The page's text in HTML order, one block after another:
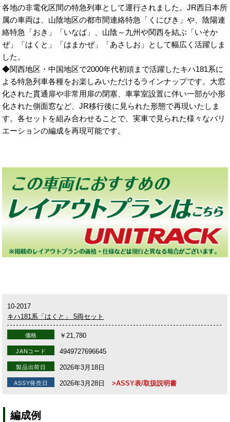
各地の非電化区間の特急列車として運行されました。JR西日本所
属の車両は、山陰地区の都市間連絡特急「くにびき」や、陰陽連
絡特急「おき」「いなば」、山陰～九州や関西を結ぶ「いそか
ぜ」「はくと」「はまかぜ」「あさしお」として幅広く活躍しま
した。
◆関西地区・中国地区で2000年代初頭まで活躍したキハ181系に
よる特急列車各種をお楽しみいただけるラインナップです。大窓
化された貫通扉や非常用扉の閉塞、車掌室設置に伴い一部が小形
化された側面窓など、JR移行後に見られた形態で再現いたしま
す。各セットを組み合わせることで、実車で見られた様々なバリ
エーションの編成を再現可能です。
10-2017
キハ181系「はくと」 5両セット
価格 ￥21,780
JANコード 4949727696645
製品出荷日 2026年3月18日
ASSY発売日 2026年3月28日 >ASSY表/取扱説明書
編成例